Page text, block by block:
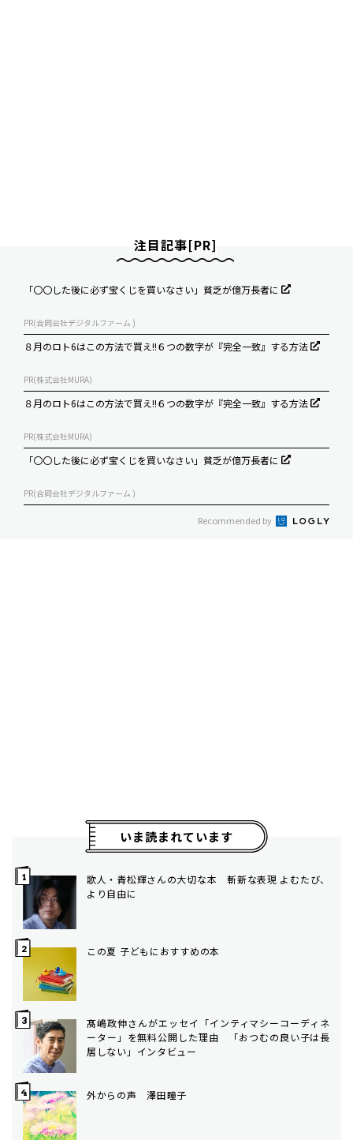
注目記事[PR]
「〇〇した後に必ず宝くじを買いなさい」貧乏が億万長者に
PR(合同会社デジタルファーム )
８月のロト6はこの方法で買え!!６つの数字が『完全一致』する方法
PR(株式会社MURA)
８月のロト6はこの方法で買え!!６つの数字が『完全一致』する方法
PR(株式会社MURA)
「〇〇した後に必ず宝くじを買いなさい」貧乏が億万長者に
PR(合同会社デジタルファーム )
Recommended by
いま読まれています
歌人・青松輝さんの大切な本 斬新な表現 よむたび、
より自由に
この夏 子どもにおすすめの本
髙嶋政伸さんがエッセイ「インティマシーコーディネ
ーター」を無料公開した理由 「おつむの良い子は長
居しない」インタビュー
外からの声 澤田瞳子